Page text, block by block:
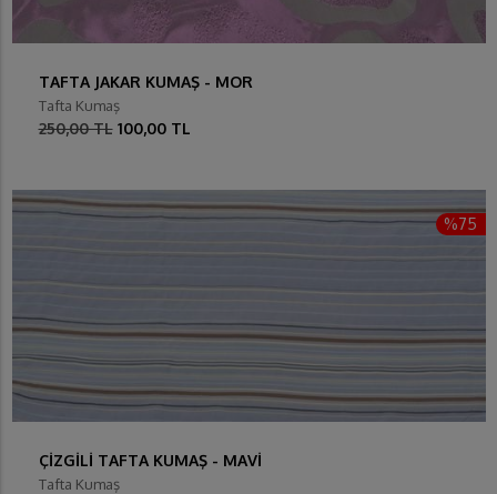
TAFTA JAKAR KUMAŞ - MOR
Tafta Kumaş
250,00 TL 100,00 TL
%75
ÇİZGİLİ TAFTA KUMAŞ - MAVİ
Tafta Kumaş